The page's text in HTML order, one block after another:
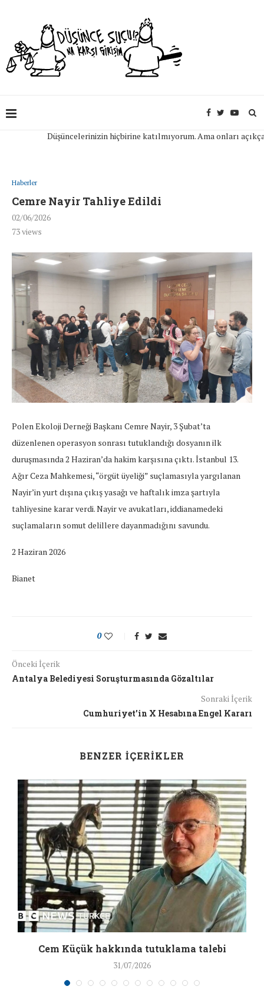
Düşüncelerinizin hiçbirine katılmıyorum. Ama onları açıkça
Haberler
Cemre Nayir Tahliye Edildi
02/06/2026
73views
Polen Ekoloji Derneği Başkanı Cemre Nayir, 3 Şubat’ta
düzenlenen operasyon sonrası tutuklandığı dosyanın ilk
duruşmasında 2 Haziran’da hakim karşısına çıktı. İstanbul 13.
Ağır Ceza Mahkemesi, “örgüt üyeliği” suçlamasıyla yargılanan
Nayir’in yurt dışına çıkış yasağı ve haftalık imza şartıyla
tahliyesine karar verdi. Nayir ve avukatları, iddianamedeki
suçlamaların somut delillere dayanmadığını savundu.
2 Haziran 2026
Bianet
0
Önceki İçerik
Antalya Belediyesi Soruşturmasında Gözaltılar
Sonraki İçerik
Cumhuriyet’in X Hesabına Engel Kararı
BENZER İÇERIKLER
Cem Küçük hakkında tutuklama talebi
31/07/2026